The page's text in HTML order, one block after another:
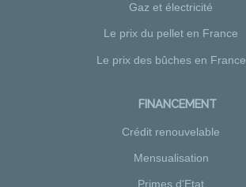
Gaz et électricité
Le prix du pellet en France
Le prix des bûches en France
FINANCEMENT
Crédit renouvelable
Mensualisation
Primes d'Etat